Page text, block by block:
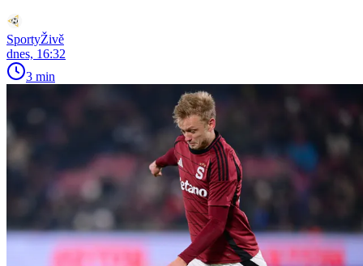
SportyŽivě
dnes, 16:32
3 min